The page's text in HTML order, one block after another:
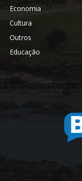
Economia
Cultura
Outros
Educação